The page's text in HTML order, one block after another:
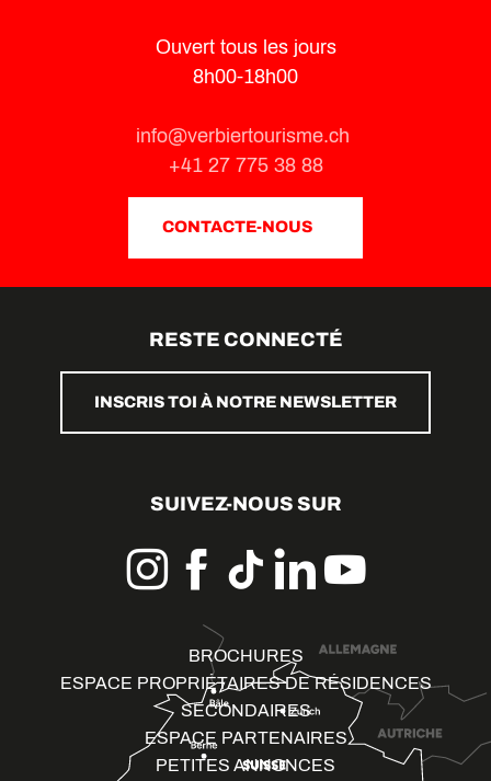
Ouvert tous les jours
8h00-18h00
info@verbiertourisme.ch
+41 27 775 38 88
CONTACTE-NOUS
RESTE CONNECTÉ
INSCRIS TOI À NOTRE NEWSLETTER
SUIVEZ-NOUS SUR
BROCHURES
ESPACE PROPRIÉTAIRES DE RÉSIDENCES
SECONDAIRES
ESPACE PARTENAIRES
PETITES ANNONCES